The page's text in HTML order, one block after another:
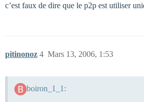
c’est faux de dire que le p2p est utiliser
pitinonoz Mars 13, 2006, 1:53
4
boiron_1_1: